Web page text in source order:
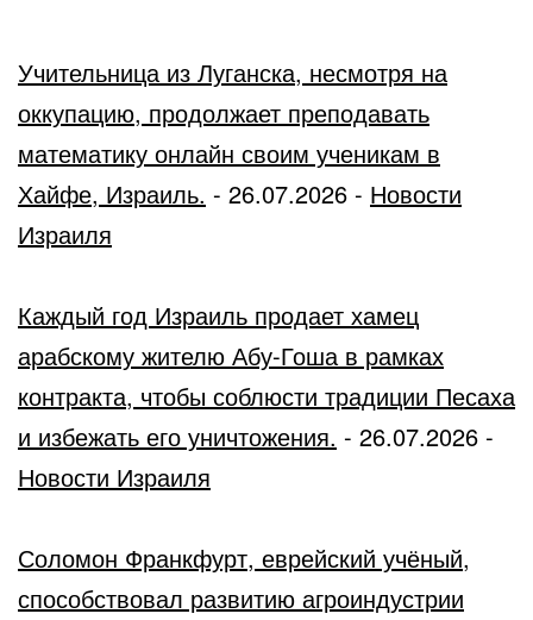
Учительница из Луганска, несмотря на
оккупацию, продолжает преподавать
математику онлайн своим ученикам в
Хайфе, Израиль. - 26.07.2026 - Новости
Израиля
Каждый год Израиль продает хамец
арабскому жителю Абу-Гоша в рамках
контракта, чтобы соблюсти традиции Песаха
и избежать его уничтожения. - 26.07.2026 -
Новости Израиля
Соломон Франкфурт, еврейский учёный,
способствовал развитию агроиндустрии